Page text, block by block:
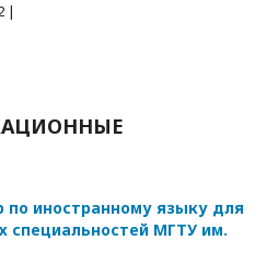
|
по иностранному языку для
специальностей МГТУ им.